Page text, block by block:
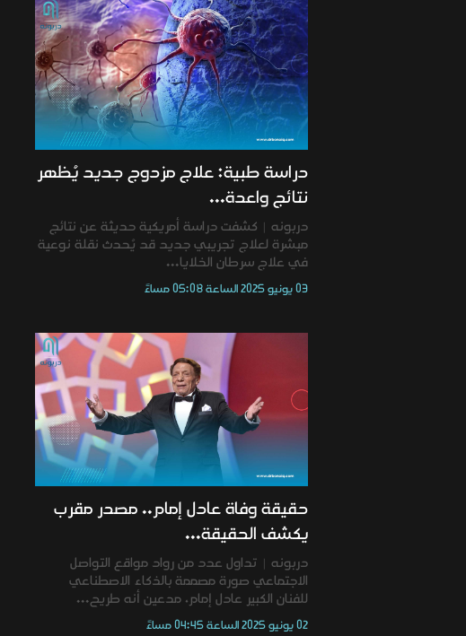
دراسة طبية: علاج مزدوج جديد يُظهر
نتائج واعدة...
دربونه | كشفت دراسة أمريكية حديثة عن نتائج
مبشرة لعلاج تجريبي جديد قد يُحدث نقلة نوعية
في علاج سرطان الخلايا...
03 يونيو 2025 الساعة 05:08 مساءً
حقيقة وفاة عادل إمام.. مصدر مقرب
يكشف الحقيقة...
دربونه | تداول عدد من رواد مواقع التواصل
الاجتماعي صورة مصممة بالذكاء الاصطناعي
للفنان الكبير عادل إمام، مدعين أنه طريح...
02 يونيو 2025 الساعة 04:45 مساءً